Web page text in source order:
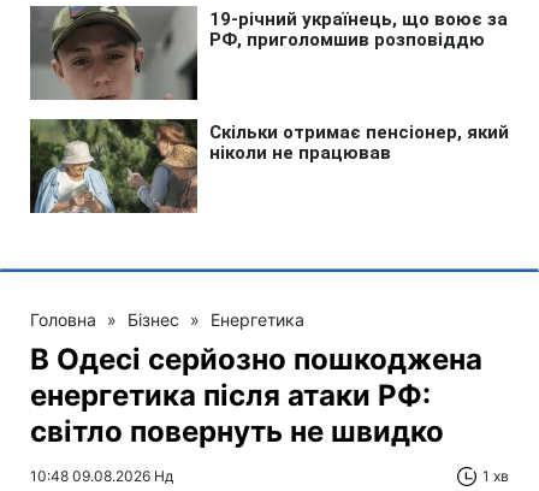
Головна » Бізнес » Енергетика
В Одесі серйозно пошкоджена
енергетика після атаки РФ:
світло повернуть не швидко
10:48 09.08.2026 Нд 1 хв